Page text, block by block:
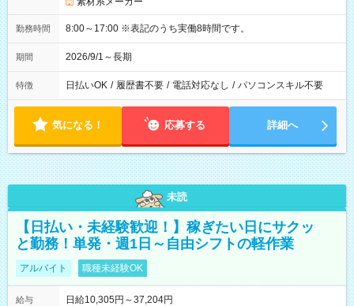
勤務時間 8:00～17:00 ※表記のうち実働8時間です。
期間 2026/9/1～長期
特徴 日払いOK / 履歴書不要 / 電話対応なし / パソコンスキル不要
気になる！ 応募する 詳細へ
未読
【日払い・未経験歓迎！】稼ぎたい日にサクッ
と勤務！単発・週1日～自由シフトの軽作業
アルバイト 職種未経験OK
給与
日給10,305円～37,204円